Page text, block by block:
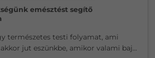
emésztést segítő
természetes testi folyamat, ami
jut eszünkbe, amikor valami baj...